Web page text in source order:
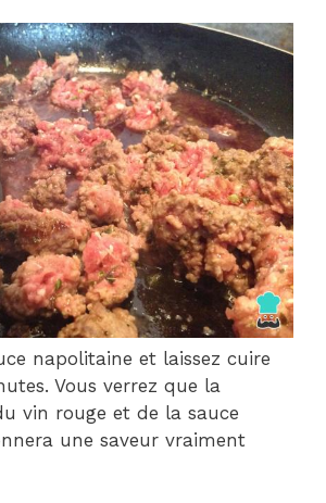
napolitaine et laissez cuire
Vous verrez que la
vin rouge et de la sauce
une saveur vraiment